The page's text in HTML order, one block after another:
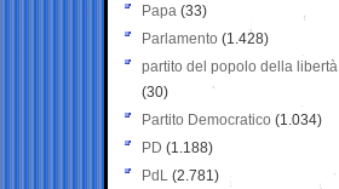
Papa (33)
Parlamento (1.428)
partito del popolo della libertà
(30)
Partito Democratico (1.034)
PD (1.188)
PdL (2.781)